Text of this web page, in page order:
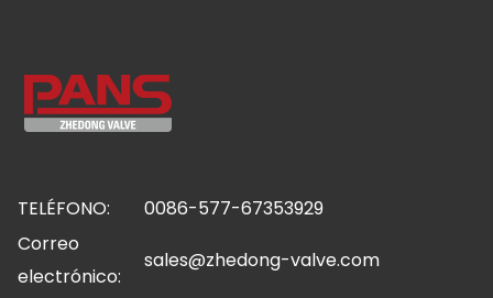
TELÉFONO:
0086-577-67353929
Correo
electrónico:
sales@zhedong-valve.com